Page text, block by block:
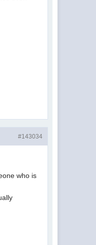
#143034
who is